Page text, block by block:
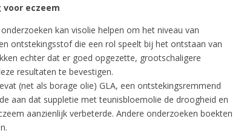
eczeem
kan visolie helpen om het niveau van
ontstekingsstof die een rol speelt bij het ontstaan van
echter dat er goed opgezette, grootschaligere
resultaten te bevestigen.
(net als borage olie) GLA, een ontstekingsremmend
aan dat suppletie met teunisbloemolie de droogheid en
aanzienlijk verbeterde. Andere onderzoeken boekten